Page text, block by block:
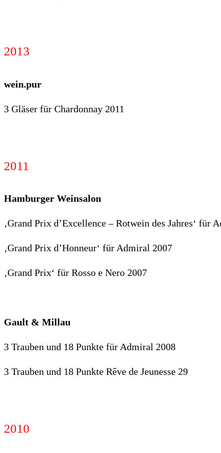
2013
wein.pur
3 Gläser für Chardonnay 2011
2011
Hamburger Weinsalon
‚Grand Prix d’Excellence – Rotwein des Jahres‘ für
‚Grand Prix d’Honneur‘ für Admiral 2007
‚Grand Prix‘ für Rosso e Nero 2007
Gault & Millau
3 Trauben und 18 Punkte für Admiral 2008
3 Trauben und 18 Punkte Rêve de Jeunesse 29
2010